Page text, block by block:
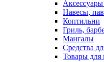
Навесы,
Коптильни
Гриль,
Мангалы
Средства
Товары для